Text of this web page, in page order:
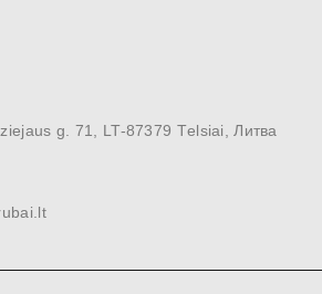
g. 71, LT-87379 Тelsiai, Литва